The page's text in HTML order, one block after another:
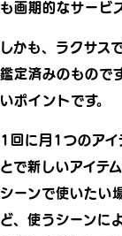
も画期的なサービ
しかも、ラクサス
鑑定済みのもので
いポイントです。
1回に月1つのアイ
とで新しいアイテ
シーンで使いたい
ど、使うシーンに